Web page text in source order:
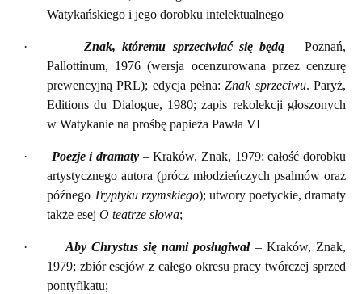
Watykańskiego i jego dorobku intelektualnego
· Znak, któremu sprzeciwiać się będą – Poznań,
Pallottinum, 1976 (wersja ocenzurowana przez cenzurę
prewencyjną PRL); edycja pełna:Znak sprzeciwu. Paryż,
Editions du Dialogue, 1980; zapis rekolekcji głoszonych
w Watykanie na prośbę papieża Pawła VI
· Poezje i dramaty – Kraków, Znak, 1979; całość dorobku
artystycznego autora (prócz młodzieńczych psalmów oraz
późnego Tryptyku rzymskiego); utwory poetyckie, dramaty
także esej O teatrze słowa;
· Aby Chrystus się nami posługiwał– Kraków, Znak,
1979; zbiór esejów z całego okresu pracy twórczej sprzed
pontyfikatu;